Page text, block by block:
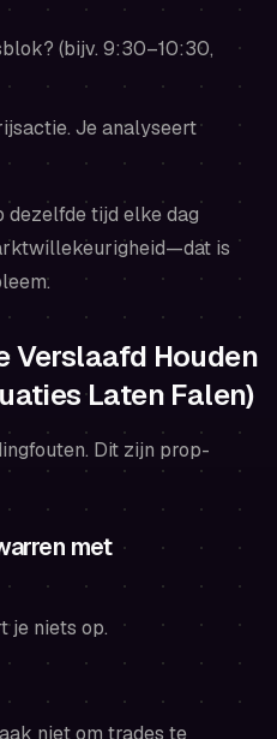
(bijv. 9:30–10:30,
Je analyseert
dezelfde tijd elke dag
is
Verslaafd Houden
Laten Falen)
Dit zijn prop-
met
je niets op.
niet om trades te